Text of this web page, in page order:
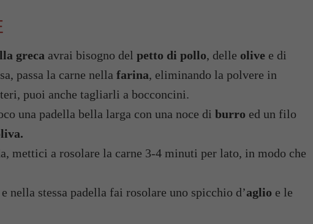
greca avrai bisogno del petto di pollo, delle olive e di
passa la carne nella farina, eliminando la polvere in
puoi anche tagliarli a bocconcini.
una padella bella larga con una noce di burro ed un filo
mettici a rosolare la carne 3-4 minuti per lato, in modo che
nella stessa padella fai rosolare uno spicchio d’aglio e le